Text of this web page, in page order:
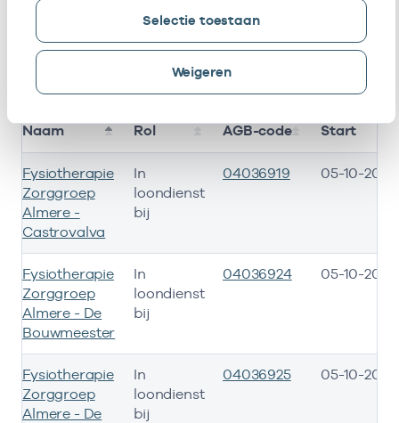
Selectie toestaan
Weigeren
Alleen actieve
Naam Rol AGB-code Start
Fysiotherapie
Zorggroep
Almere -
Castrovalva
In
loondienst
bij
04036919 05-10-2015
Fysiotherapie
Zorggroep
Almere - De
Bouwmeester
In
loondienst
bij
04036924 05-10-2015
Fysiotherapie
Zorggroep
Almere - De
In
loondienst
bij
04036925 05-10-2015